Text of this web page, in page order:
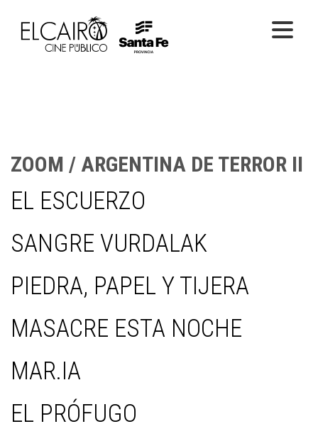
EL CINE
ZOOM / ARGENTINA DE TERROR II
EL ESCUERZO
SANGRE VURDALAK
PIEDRA, PAPEL Y TIJERA
MASACRE ESTA NOCHE
MAR.IA
EL PRÓFUGO